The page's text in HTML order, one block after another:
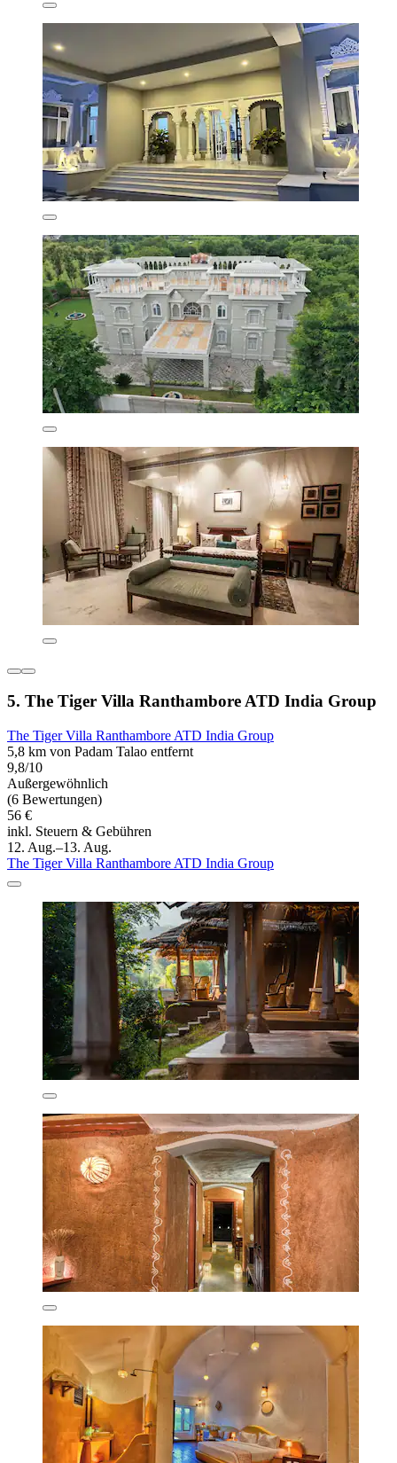
5. The Tiger Villa Ranthambore ATD India Group
The Tiger Villa Ranthambore ATD India Group
5,8 km von Padam Talao entfernt
9,8/10
Außergewöhnlich
(6 Bewertungen)
56 €
inkl. Steuern & Gebühren
12. Aug.–13. Aug.
The Tiger Villa Ranthambore ATD India Group